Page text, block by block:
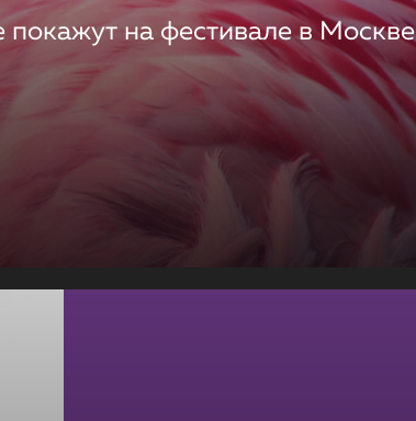
на фестивале в Москве